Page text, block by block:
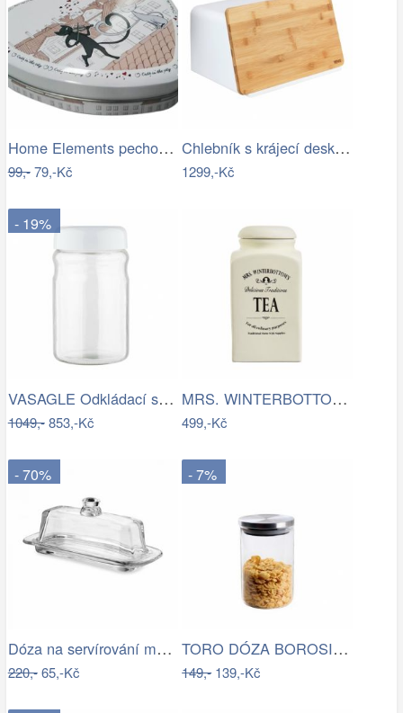
Home Elements pechová dóza Kočky ve…
99,-79,-Kč
Chlebník s krájecí deskou KUBO, bílý,…
1299,-Kč
- 19%
VASAGLE Odkládací stolek se skleněnou…
1049,-853,-Kč
MRS. WINTERBOTTOM\'S Dóza na čaj
499,-Kč
- 70%
Dóza na servírování másla
220,-65,-Kč
- 7%
TORO DÓZA BOROSILIK.SKLO, NEREZ VÍČKO…
149,-139,-Kč